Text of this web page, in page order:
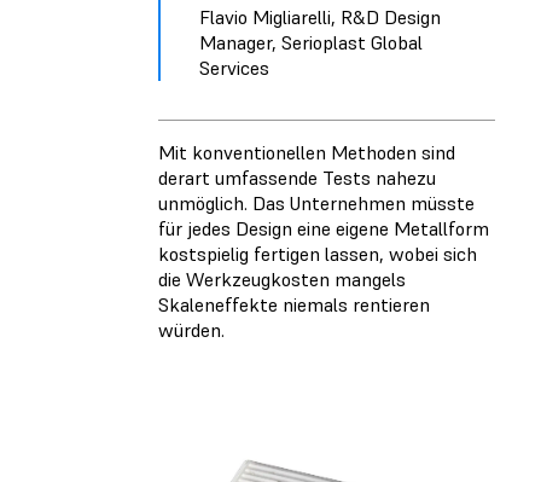
Flavio Migliarelli, R&D Design
Manager, Serioplast Global
Services
Mit konventionellen Methoden sind
derart umfassende Tests nahezu
unmöglich. Das Unternehmen müsste
für jedes Design eine eigene Metallform
kostspielig fertigen lassen, wobei sich
die Werkzeugkosten mangels
Skaleneffekte niemals rentieren
würden.